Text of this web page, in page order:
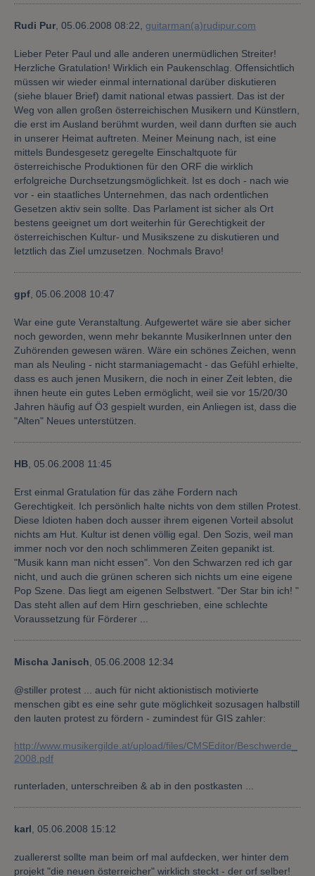
Rudi Pur, 05.06.2008 08:22, guitarman(a)rudipur.com
Lieber Peter Paul und alle anderen unermüdlichen Streiter!
Herzliche Gratulation! Wirklich ein Paukenschlag. Offensichtlich
müssen wir wieder einmal international darüber diskutieren
(siehe blauer Brief) damit national etwas passiert. Das ist der
Weg von allen großen österreichischen Musikern und Künstlern,
die erst im Ausland berühmt wurden, weil dann durften sie auch
in unserer Heimat auftreten. Meiner Meinung nach, ist eine
mittels Bundesgesetz geregelte Einschaltquote für
österreichische Produktionen für den ORF die wirklich
erfolgreiche Durchsetzungsmöglichkeit. Ist es doch - nach wie
vor - ein staatliches Unternehmen, das nach ordentlichen
Gesetzen aktiv sein sollte. Das Parlament ist sicher als Ort
bestens geeignet um dort weiterhin für Gerechtigkeit der
österreichischen Kultur- und Musikszene zu diskutieren und
letztlich das Ziel umzusetzen. Nochmals Bravo!
gpf, 05.06.2008 10:47
War eine gute Veranstaltung. Aufgewertet wäre sie aber sicher
noch geworden, wenn mehr bekannte MusikerInnen unter den
Zuhörenden gewesen wären. Wäre ein schönes Zeichen, wenn
man als Neuling - nicht starmaniagemacht - das Gefühl erhielte,
dass es auch jenen Musikern, die noch in einer Zeit lebten, die
ihnen heute ein gutes Leben ermöglicht, weil sie vor 15/20/30
Jahren häufig auf Ö3 gespielt wurden, ein Anliegen ist, dass die
"Alten" Neues unterstützen.
HB, 05.06.2008 11:45
Erst einmal Gratulation für das zähe Fordern nach
Gerechtigkeit. Ich persönlich halte nichts von dem stillen Protest.
Diese Idioten haben doch ausser ihrem eigenen Vorteil absolut
nichts am Hut. Kultur ist denen völlig egal. Den Sozis, weil man
immer noch vor den noch schlimmeren Zeiten gepanikt ist.
"Musik kann man nicht essen". Von den Schwarzen red ich gar
nicht, und auch die grünen scheren sich nichts um eine eigene
Pop Szene. Das liegt am eigenen Selbstwert. "Der Star bin ich! "
Das steht allen auf dem Hirn geschrieben, eine schlechte
Voraussetzung für Förderer ...
Mischa Janisch, 05.06.2008 12:34
@stiller protest ... auch für nicht aktionistisch motivierte
menschen gibt es eine sehr gute möglichkeit sozusagen halbstill
den lauten protest zu fördern - zumindest für GIS zahler:
http://www.musikergilde.at/upload/files/CMSEditor/Beschwerde_
2008.pdf
runterladen, unterschreiben & ab in den postkasten ...
karl, 05.06.2008 15:12
zuallererst sollte man beim orf mal aufdecken, wer hinter dem
projekt "die neuen österreicher" wirklich steckt - der orf selber!